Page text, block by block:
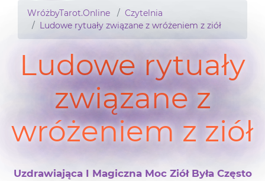
WróżbyTarot.Online
Czytelnia
Ludowe rytuały związane z wróżeniem z ziół
Ludowe rytuały
związane z
wróżeniem z ziół
Uzdrawiająca I Magiczna Moc Ziół Była Często